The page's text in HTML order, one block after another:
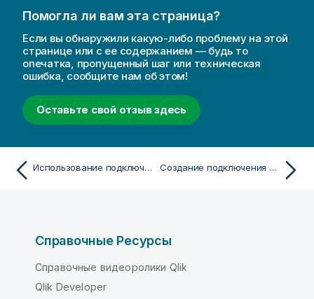
Помогла ли вам эта страница?
Если вы обнаружили какую-либо проблему на этой
странице или с ее содержанием — будь то
опечатка, пропущенный шаг или техническая
ошибка, сообщите нам об этом!
Оставьте свой отзыв здесь
Использование подключений Anthropic (Amazon Bedrock) в выражениях визуализации Создание подключения Cohere (Amazon Bedrock)
Справочные Ресурсы
Справочные видеоролики Qlik
Qlik Developer